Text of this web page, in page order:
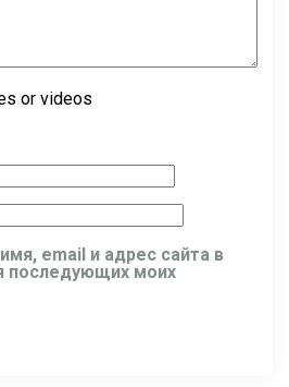
or videos
email и адрес сайта в
последующих моих